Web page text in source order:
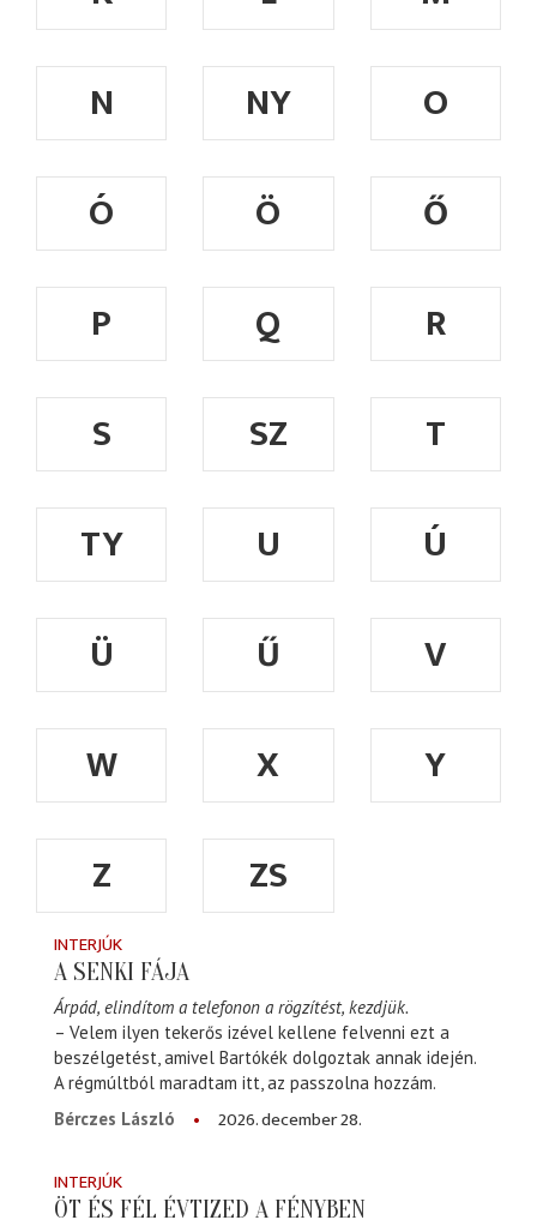
N
NY
O
Ó
Ö
Ő
P
Q
R
S
SZ
T
TY
U
Ú
Ü
Ű
V
W
X
Y
Z
ZS
INTERJÚK
A SENKI FÁJA
Árpád, elindítom a telefonon a rögzítést, kezdjük.
– Velem ilyen tekerős izével kellene felvenni ezt a
beszélgetést, amivel Bartókék dolgoztak annak idején.
A régmúltból maradtam itt, az passzolna hozzám.
Bérczes László
2026. december 28.
INTERJÚK
ÖT ÉS FÉL ÉVTIZED A FÉNYBEN